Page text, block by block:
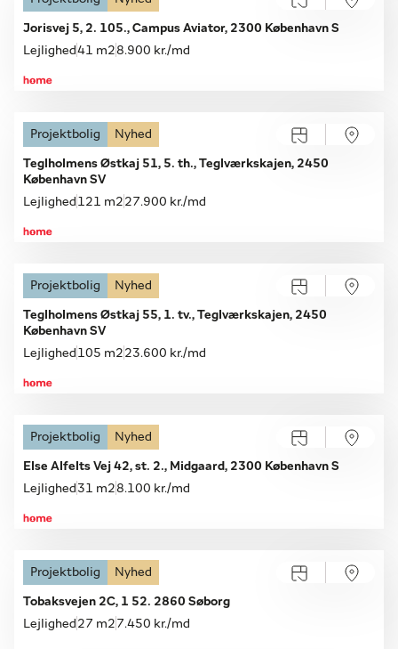
Åbent hus
Jorisvej 5, 2. 105., Campus Aviator, 2300 København S
Lejlighed41 m28.900 kr./md
Projektbolig Nyhed
Teglholmens Østkaj 51, 5. th., Teglværkskajen, 2450
København SV
Lejlighed 121 m2 27.900 kr./md
Åbent hus med tilmelding
Projektbolig Nyhed
Teglholmens Østkaj 55, 1. tv., Teglværkskajen, 2450
København SV
Lejlighed 105 m2 23.600 kr./md
Åbent hus
Projektbolig Nyhed
Else Alfelts Vej 42, st. 2., Midgaard, 2300 København S
Lejlighed 31 m28.100 kr./md
Åbent hus
Projektbolig Nyhed
Tobaksvejen 2C, 1 52. 2860 Søborg
Lejlighed 27 m2 7.450 kr./md